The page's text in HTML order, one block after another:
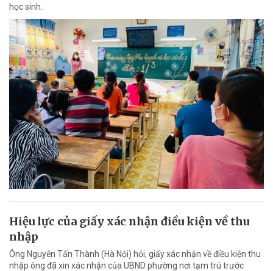
học sinh.
Hiệu lực của giấy xác nhận điều kiện về thu
nhập
Ông Nguyễn Tấn Thành (Hà Nội) hỏi, giấy xác nhận về điều kiện thu
nhập ông đã xin xác nhận của UBND phường nơi tạm trú trước